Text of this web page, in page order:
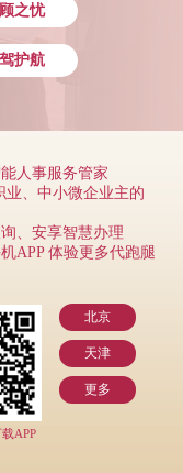
之忧
护航
人事服务管家
业、中小微企业主的
、安享智慧办理
APP 体验更多代跑腿
APP
北京
天津
更多